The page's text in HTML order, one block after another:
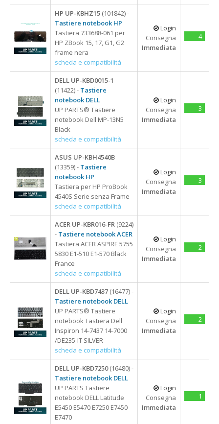
HP UP-KBHZ15 (101842) -
Tastiere notebook HP
Tastiera 733688-061 per
HP ZBook 15, 17, G1, G2
frame nera
scheda e compatibilità
Login
Consegna
Immediata
4
DELL UP-KBD0015-1
(11422) - Tastiere
notebook DELL
UP PARTS® Tastiere
notebook Dell MP-13N5
Black
scheda e compatibilità
Login
Consegna
Immediata
3
ASUS UP-KBH4540B
(13359) - Tastiere
notebook HP
Tastiera per HP ProBook
4540S Serie senza Frame
scheda e compatibilità
Login
Consegna
Immediata
3
ACER UP-KBR016-FR (9224)
- Tastiere notebook ACER
Tastiera ACER ASPIRE 5755
5830 E1-510 E1-570 Black
France
scheda e compatibilità
Login
Consegna
Immediata
2
DELL UP-KBD7437 (16477) -
Tastiere notebook DELL
UP PARTS® Tastiere
notebook Tastiera Dell
Inspiron 14-7437 14-7000
/DE235-IT SILVER
scheda e compatibilità
Login
Consegna
Immediata
2
DELL UP-KBD7250(16480) -
Tastiere notebook DELL
UP PARTS Tastiere
notebook DELL Latitude
E5450 E5470 E7250 E7450
E7470
Login
Consegna
Immediata
1